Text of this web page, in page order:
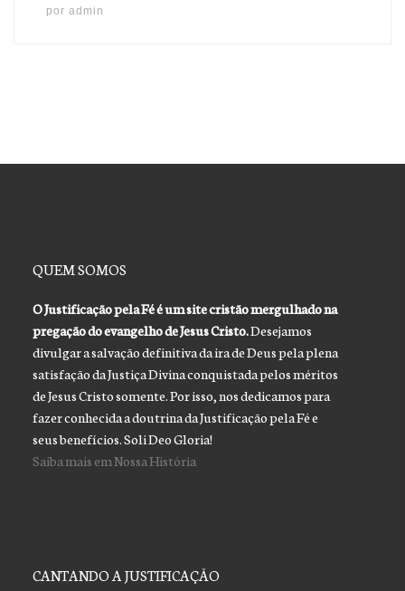
por admin
QUEM SOMOS
O Justificação pela Fé é um site cristão mergulhado na
pregação do evangelho de Jesus Cristo.Desejamos
divulgar a salvação definitiva da ira de Deus pela plena
satisfação da Justiça Divina conquistada pelos méritos
de Jesus Cristo somente. Por isso, nos dedicamos para
fazer conhecida a doutrina da Justificação pela Fé e
seus benefícios. Soli Deo Gloria!
Saiba mais em Nossa História
CANTANDO A JUSTIFICAÇÃO